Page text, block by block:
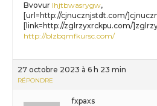
Bvovur lhjtbwasrygw,
[url=http://cjnucznjstdt.com/
[link=http://zglrzyxrckpu.com/
http://blzbqmfkursc.com/
27 octobre 2023 à 6 h 23 min
RÉPONDRE
fxpaxs